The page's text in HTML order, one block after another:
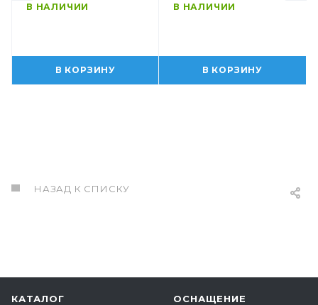
В НАЛИЧИИ
В КОРЗИНУ
В НАЛИЧИИ
В КОРЗИНУ
НАЗАД К СПИСКУ
КАТАЛОГ
ОСНАЩЕНИЕ